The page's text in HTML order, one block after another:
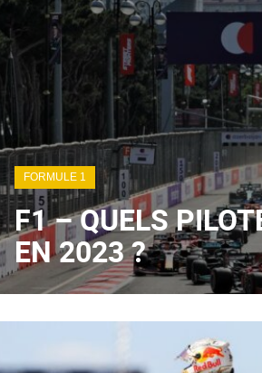
FORMULE 1
F1 – QUELS
EN 2023 ?